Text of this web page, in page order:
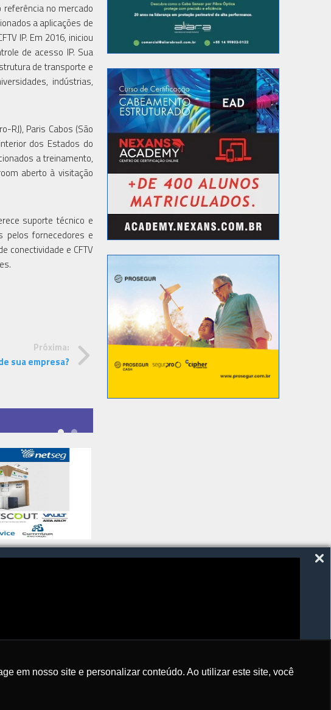
em nosso site e personalizar conteúdo. Ao utilizar este site, você
no mercado
a aplicações de
IP. Em 2016, iniciou
de acesso IP. Sua
de transporte e
indústrias,
RJ), Paris Cabos (São
dos Estados do
a treinamento,
aberto à visitação
suporte técnico e
pelos fornecedores e
conectividade e CFTV
Próxima:
sua empresa?
SIGA-NOS